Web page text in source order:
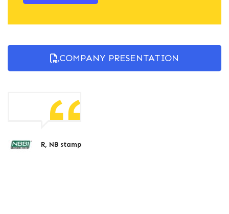
COMPANY PRESENTATION
R, NB stamp